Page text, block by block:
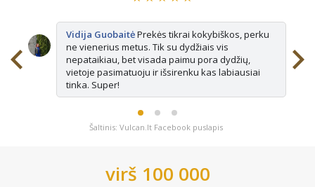
Vidija GuobaitėPrekės tikrai kokybiškos, perku
ne vienerius metus. Tik su dydžiais vis
nepataikiau, bet visada paimu pora dydžių,
vietoje pasimatuoju ir išsirenku kas labiausiai
tinka. Super!
Šaltinis: Vulcan.lt Facebook puslapis
virš 100 000